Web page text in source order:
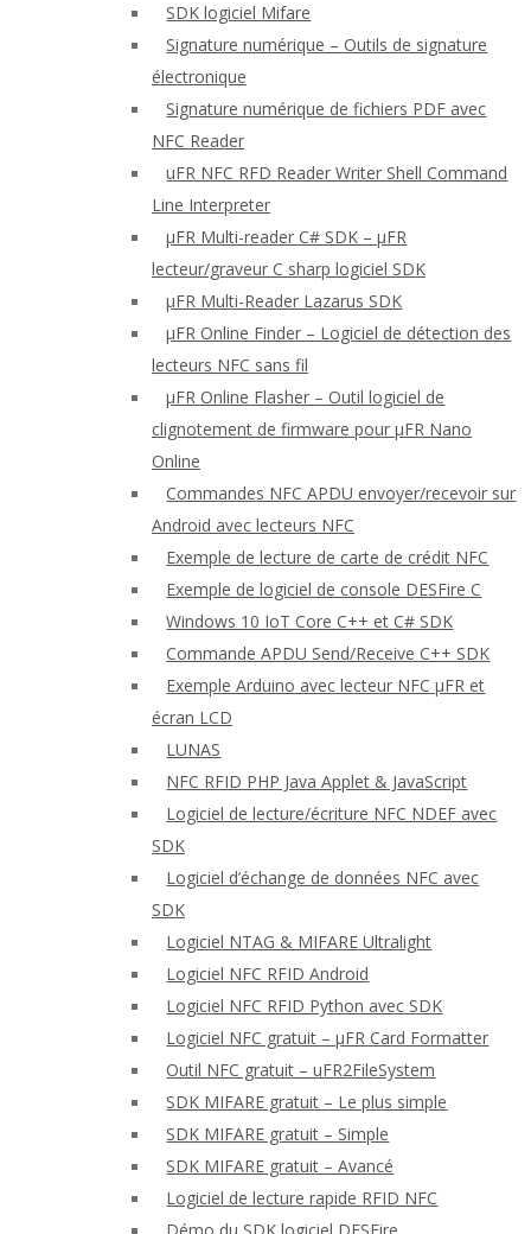
SDK logiciel Mifare
Signature numérique – Outils de signature
électronique
Signature numérique de fichiers PDF avec
NFC Reader
uFR NFC RFD Reader Writer Shell Command
Line Interpreter
μFR Multi-reader C# SDK – μFR
lecteur/graveur C sharp logiciel SDK
μFR Multi-Reader Lazarus SDK
μFR Online Finder – Logiciel de détection des
lecteurs NFC sans fil
μFR Online Flasher – Outil logiciel de
clignotement de firmware pour μFR Nano
Online
Commandes NFC APDU envoyer/recevoir sur
Android avec lecteurs NFC
Exemple de lecture de carte de crédit NFC
Exemple de logiciel de console DESFire C
Windows 10 IoT Core C++ et C# SDK
Commande APDU Send/Receive C++ SDK
Exemple Arduino avec lecteur NFC μFR et
écran LCD
LUNAS
NFC RFID PHP Java Applet & JavaScript
Logiciel de lecture/écriture NFC NDEF avec
SDK
Logiciel d’échange de données NFC avec
SDK
Logiciel NTAG & MIFARE Ultralight
Logiciel NFC RFID Android
Logiciel NFC RFID Python avec SDK
Logiciel NFC gratuit – μFR Card Formatter
Outil NFC gratuit – uFR2FileSystem
SDK MIFARE gratuit – Le plus simple
SDK MIFARE gratuit – Simple
SDK MIFARE gratuit – Avancé
Logiciel de lecture rapide RFID NFC